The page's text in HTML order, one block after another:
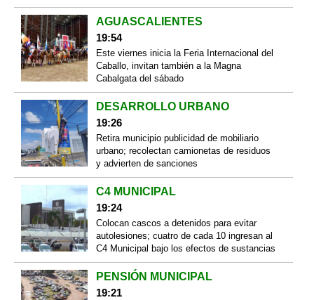
AGUASCALIENTES
19:54
Este viernes inicia la Feria Internacional del
Caballo, invitan también a la Magna
Cabalgata del sábado
DESARROLLO URBANO
19:26
Retira municipio publicidad de mobiliario
urbano; recolectan camionetas de residuos
y advierten de sanciones
C4 MUNICIPAL
19:24
Colocan cascos a detenidos para evitar
autolesiones; cuatro de cada 10 ingresan al
C4 Municipal bajo los efectos de sustancias
PENSIÓN MUNICIPAL
19:21